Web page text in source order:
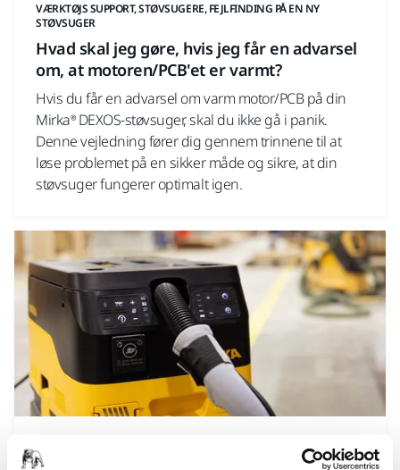
VÆRKTØJS SUPPORT, STØVSUGERE, FEJLFINDING PÅ EN NY
STØVSUGER
Hvad skal jeg gøre, hvis jeg får en advarsel
om, at motoren/PCB'et er varmt?
Hvis du får en advarsel om varm motor/PCB på din
Mirka® DEXOS-støvsuger, skal du ikke gå i panik.
Denne vejledning fører dig gennem trinnene til at
løse problemet på en sikker måde og sikre, at din
støvsuger fungerer optimalt igen.
STØVSUGER